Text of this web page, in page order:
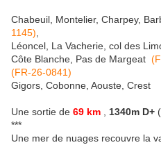
Chabeuil, Montelier, Charpey,
1145)
Léoncel, La Vacherie, col des
Côte Blanche, Pas de Margeat
(FR-26-0841)
Gigors, Cobonne, Aouste, Crest
Une sortie de 69 km 1340m D+
***
Une mer de nuages recouvre la